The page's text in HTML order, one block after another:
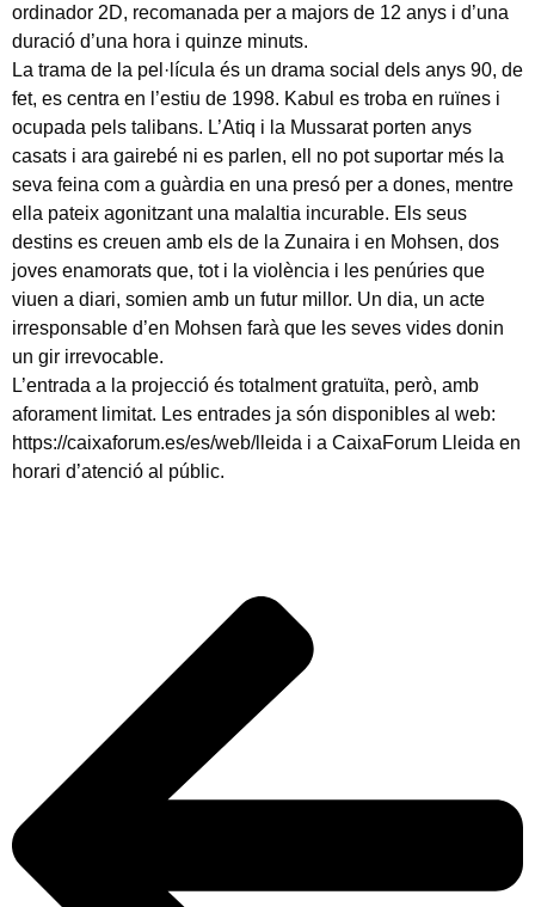
ordinador 2D, recomanada per a majors de 12 anys i d’una
duració d’una hora i quinze minuts.
La trama de la pel·lícula és un drama social dels anys 90, de
fet, es centra en l’estiu de 1998. Kabul es troba en ruïnes i
ocupada pels talibans. L’Atiq i la Mussarat porten anys
casats i ara gairebé ni es parlen, ell no pot suportar més la
seva feina com a guàrdia en una presó per a dones, mentre
ella pateix agonitzant una malaltia incurable. Els seus
destins es creuen amb els de la Zunaira i en Mohsen, dos
joves enamorats que, tot i la violència i les penúries que
viuen a diari, somien amb un futur millor. Un dia, un acte
irresponsable d’en Mohsen farà que les seves vides donin
un gir irrevocable.
L’entrada a la projecció és totalment gratuïta, però, amb
aforament limitat. Les entrades ja són disponibles al web:
https://caixaforum.es/es/web/lleida i a CaixaForum Lleida en
horari d’atenció al públic.